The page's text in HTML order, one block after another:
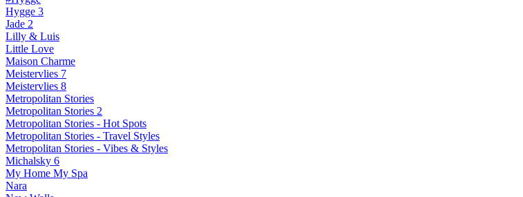
Hygge 3
Jade 2
Lilly & Luis
Little Love
Maison Charme
Meistervlies 7
Meistervlies 8
Metropolitan Stories
Metropolitan Stories 2
Metropolitan Stories - Hot Spots
Metropolitan Stories - Travel Styles
Metropolitan Stories - Vibes & Styles
Michalsky 6
My Home My Spa
Nara